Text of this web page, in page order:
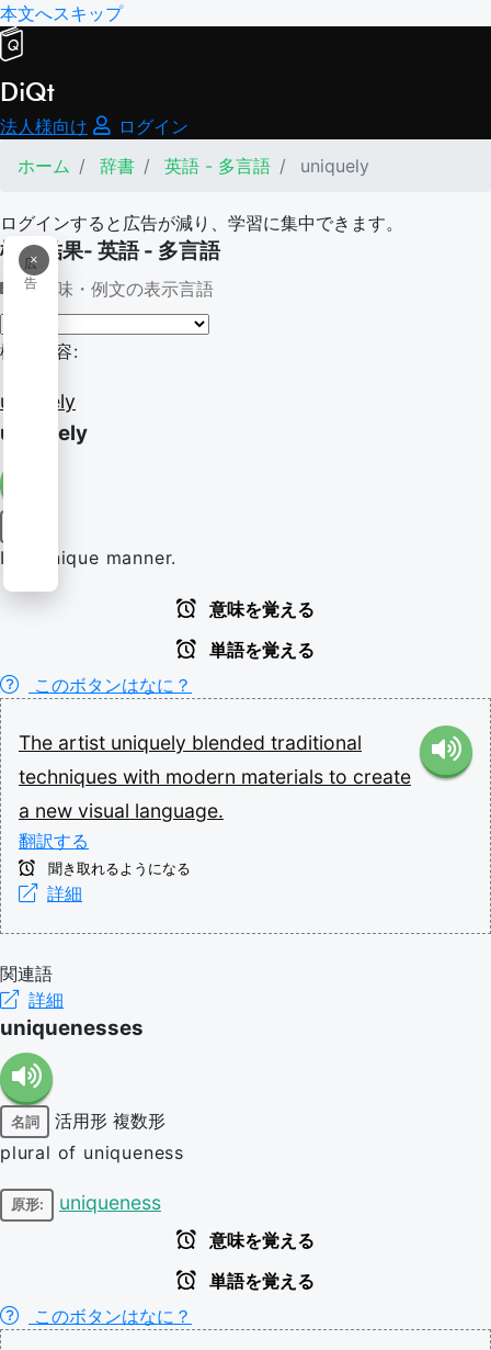
本文へスキップ
DiQt
法人様向け
ログイン
ホーム
辞書 英語 - 多言語 uniquely
ログインすると広告が減り、学習に集中できます。
×
広
告
検索結果- 英語 - 多言語
意味・例文の表示言語
検索内容:
uniquely
uniquely
In a unique manner.
意味を覚える
単語を覚える
このボタンはなに？
The artist uniquely blended traditional
techniques with modern materials to create
a new visual language.
翻訳する
聞き取れるようになる
詳細
関連語
詳細
uniquenesses
名詞 活用形 複数形
plural of uniqueness
原形: uniqueness
意味を覚える
単語を覚える
このボタンはなに？